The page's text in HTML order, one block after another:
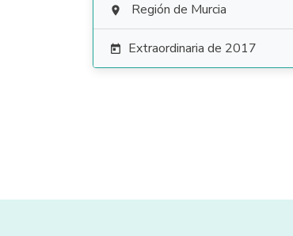
 Región de Murcia
 Extraordinaria de 2017